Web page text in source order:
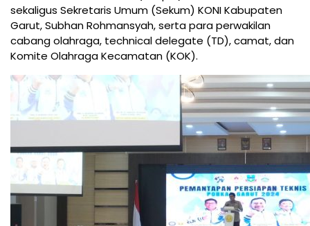
sekaligus Sekretaris Umum (Sekum) KONI Kabupaten
Garut, Subhan Rohmansyah, serta para perwakilan
cabang olahraga, technical delegate (TD), camat, dan
Komite Olahraga Kecamatan (KOK).